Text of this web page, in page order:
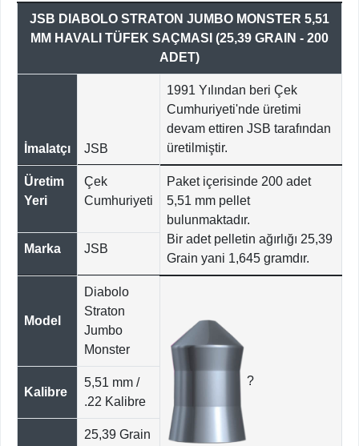
JSB DIABOLO STRATON JUMBO MONSTER 5,51
MM HAVALI TÜFEK SAÇMASI (25,39 GRAIN - 200
ADET)
İmalatçı JSB
1991 Yılından beri Çek
Cumhuriyeti'nde üretimi
devam ettiren JSB tarafından
üretilmiştir.
Üretim
Yeri
Çek
Cumhuriyeti
Paket içerisinde 200 adet
5,51 mm pellet
bulunmaktadır.
Bir adet pelletin ağırlığı 25,39
Grain yani 1,645 gramdır.
Marka JSB
Model
Diabolo
Straton
Jumbo
Monster
?
Kalibre
5,51 mm /
.22 Kalibre
25,39 Grain